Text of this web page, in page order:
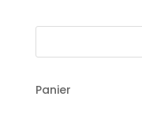
Panier